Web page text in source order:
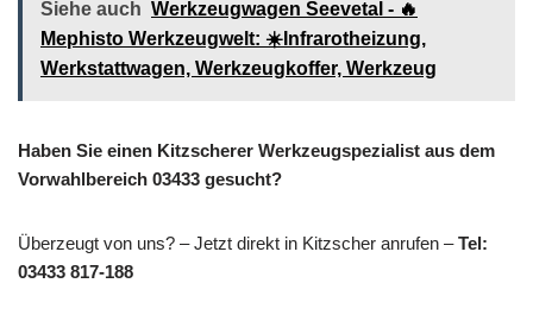
Siehe auch Werkzeugwagen Seevetal - 🔥
Mephisto Werkzeugwelt: ☀️Infrarotheizung,
Werkstattwagen, Werkzeugkoffer, Werkzeug
Haben Sie einen Kitzscherer Werkzeugspezialist aus dem
Vorwahlbereich 03433 gesucht?
Überzeugt von uns? – Jetzt direkt in Kitzscher anrufen –Tel:
03433 817-188